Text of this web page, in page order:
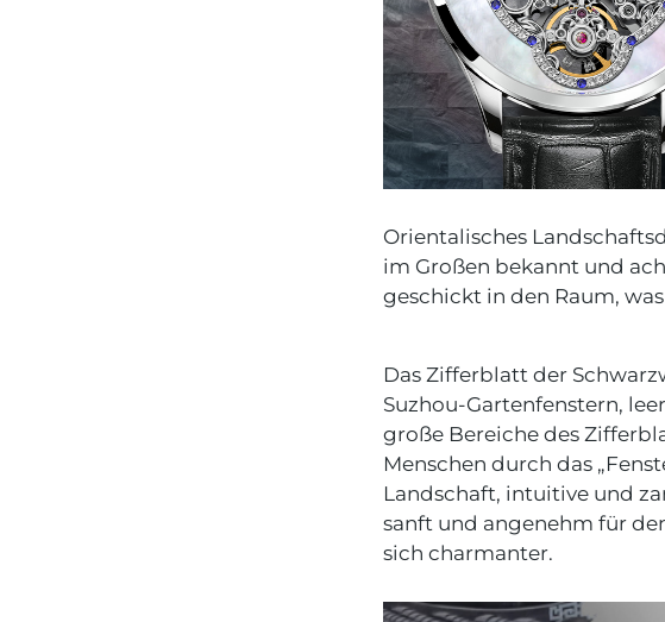
Orientalisches
im Großen bekannt und
geschickt in den Raum,
Das Zifferblatt der
Suzhou-Gartenfenstern,
große Bereiche des
Menschen durch das
Landschaft, intuitive und
sanft und angenehm für
sich charmanter.